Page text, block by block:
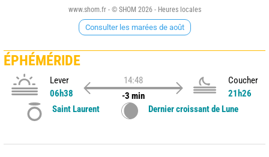
www.shom.fr - © SHOM 2026 - Heures locales
Consulter les marées de août
ÉPHÉMÉRIDE
Lever
06h38
14:48
-3 min
Coucher
21h26
Saint Laurent
Dernier croissant de Lune